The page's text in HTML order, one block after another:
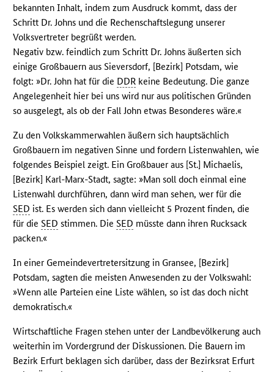
bekannten Inhalt, indem zum Ausdruck kommt, dass der
Schritt Dr. Johns und die Rechenschaftslegung unserer
Volksvertreter begrüßt werden.
Negativ bzw. feindlich zum Schritt Dr. Johns äußerten sich
einige Großbauern aus Sieversdorf, [Bezirk] Potsdam, wie
folgt: »Dr. John hat für die DDR keine Bedeutung. Die ganze
Angelegenheit hier bei uns wird nur aus politischen Gründen
so ausgelegt, als ob der Fall John etwas Besonderes wäre.«
Zu den Volkskammerwahlen äußern sich hauptsächlich
Großbauern im negativen Sinne und fordern Listenwahlen, wie
folgendes Beispiel zeigt. Ein Großbauer aus [St.] Michaelis,
[Bezirk] Karl-Marx-Stadt, sagte: »Man soll doch einmal eine
Listenwahl durchführen, dann wird man sehen, wer für die
SED ist. Es werden sich dann vielleicht 5 Prozent finden, die
für dieSED stimmen. DieSED müsste dann ihren Rucksack
packen.«
In einer Gemeindevertretersitzung in Gransee, [Bezirk]
Potsdam, sagten die meisten Anwesenden zu der Volkswahl:
»Wenn alle Parteien eine Liste wählen, so ist das doch nicht
demokratisch.«
Wirtschaftliche Fragen stehen unter der Landbevölkerung auch
weiterhin im Vordergrund der Diskussionen. Die Bauern im
Bezirk Erfurt beklagen sich darüber, dass der Bezirksrat Erfurt